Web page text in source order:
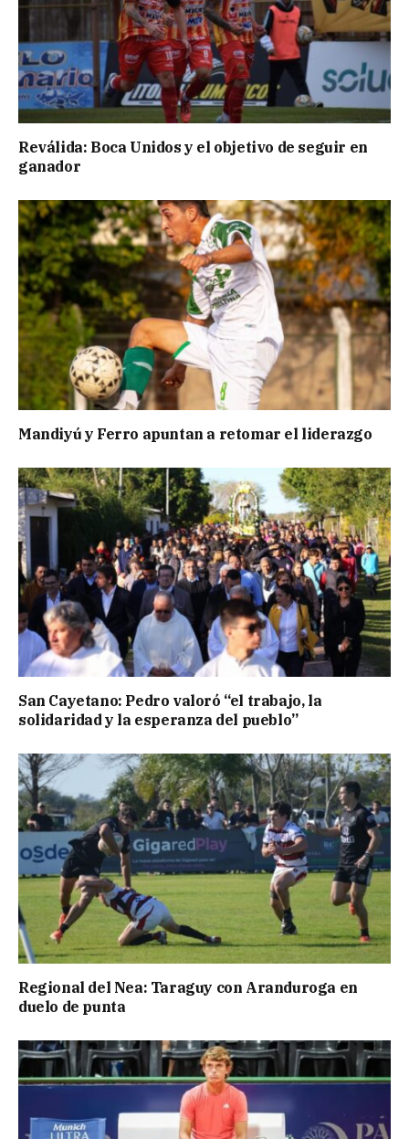
Reválida: Boca Unidos y el objetivo de seguir en
ganador
Mandiyú y Ferro apuntan a retomar el liderazgo
San Cayetano: Pedro valoró “el trabajo, la
solidaridad y la esperanza del pueblo”
Regional del Nea: Taraguy con Aranduroga en
duelo de punta